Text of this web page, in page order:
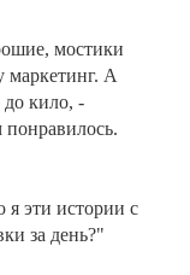
мостики
маркетинг. А
до кило, -
я эти истории с
за день?"